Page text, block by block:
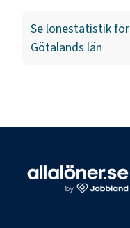
Se lönestatistik för
Götalands län